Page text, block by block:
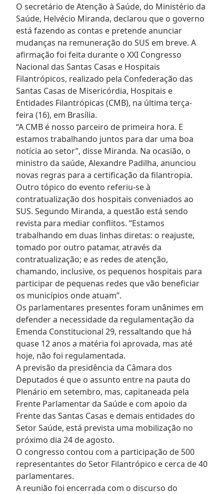
O secretário de Atenção à Saúde, do Ministério da
Saúde, Helvécio Miranda, declarou que o governo
está fazendo as contas e pretende anunciar
mudanças na remuneração do SUS em breve. A
afirmação foi feita durante o XXI Congresso
Nacional das Santas Casas e Hospitais
Filantrópicos, realizado pela Confederação das
Santas Casas de Misericórdia, Hospitais e
Entidades Filantrópicas (CMB), na última terça-
feira (16), em Brasília.
“A CMB é nosso parceiro de primeira hora. E
estamos trabalhando juntos para dar uma boa
notícia ao setor”, disse Miranda. Na ocasião, o
ministro da saúde, Alexandre Padilha, anunciou
novas regras para a certificação da filantropia.
Outro tópico do evento referiu-se à
contratualização dos hospitais conveniados ao
SUS. Segundo Miranda, a questão está sendo
revista para mediar conflitos. “Estamos
trabalhando em duas linhas diretas: o reajuste,
tomado por outro patamar, através da
contratualização; e as redes de atenção,
chamando, inclusive, os pequenos hospitais para
participar de pequenas redes que vão beneficiar
os municípios onde atuam”.
Os parlamentares presentes foram unânimes em
defender a necessidade da regulamentação da
Emenda Constitucional 29, ressaltando que há
quase 12 anos a matéria foi aprovada, mas até
hoje, não foi regulamentada.
A previsão da presidência da Câmara dos
Deputados é que o assunto entre na pauta do
Plenário em setembro, mas, capitaneada pela
Frente Parlamentar da Saúde e com apoio da
Frente das Santas Casas e demais entidades do
Setor Saúde, está prevista uma mobilização no
próximo dia 24 de agosto.
O congresso contou com a participação de 500
representantes do Setor Filantrópico e cerca de 40
parlamentares.
A reunião foi encerrada com o discurso do